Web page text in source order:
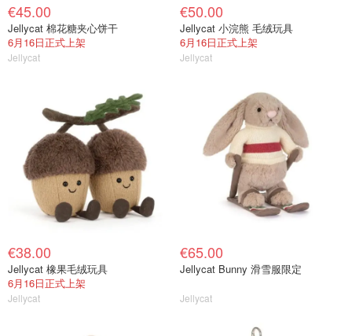
€45.00
Jellycat 棉花糖夹心饼干
6月16日正式上架
Jellycat
€50.00
Jellycat 小浣熊 毛绒玩具
6月16日正式上架
Jellycat
€38.00
Jellycat 橡果毛绒玩具
6月16日正式上架
Jellycat
€65.00
Jellycat Bunny 滑雪服限定
Jellycat